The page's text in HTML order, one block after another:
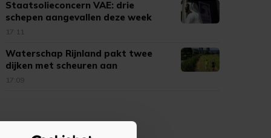
Staatsolieconcern VAE: drie
schepen aangevallen deze week
17:11
Waterschap Rijnland pakt twee
dijken met scheuren aan
17:09